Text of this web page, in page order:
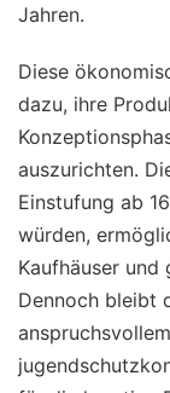
Jahren.
Diese
dazu, ihre
auszurichten.
Einstufung ab
würden,
Kaufhäuser und
Dennoch bleibt